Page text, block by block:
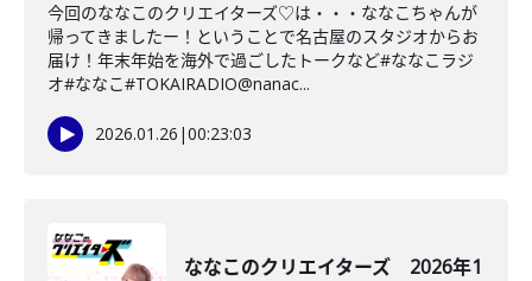
今回のななこのクリエイターズ♡は・・・ななこちゃんが
帰ってきましたー！ということで名古屋のスタジオからお
届け！年末年始を海外で過ごしたトークなど#ななこラジ
オ#ななこ#TOKAIRADIO@nanac...
2026.01.26 |00:23:03
ななこのクリエイターズ 2026年1